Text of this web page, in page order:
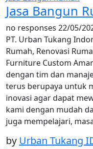
Jasa Bangun
no responses 22/05/
PT. Urban Tukang
Rumah, Renovasi
Furniture Custom
dengan tim dan
terus berupaya untuk
inovasi agar dapat
kami dengan mudah
juga mempelajari,
by Urban Tukang